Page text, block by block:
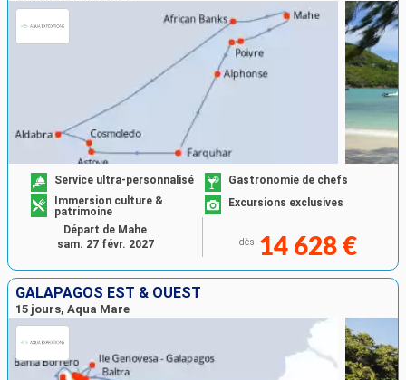
Service ultra-personnalisé
Gastronomie de chefs
Immersion culture &
patrimoine
Excursions exclusives
dès 14 628 €
Départ de Mahe
sam. 27 févr. 2027
GALAPAGOS EST & OUEST
15 jours, Aqua Mare